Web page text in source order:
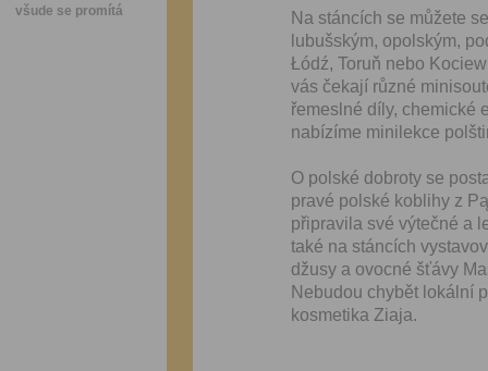
všude se promítá
Na stáncích se můžete
lubušským, opolským,
Łódź, Toruň nebo
vás čekají různé
řemeslné díly, chemické
nabízíme minilekce
O polské dobroty se
pravé polské koblihy z
připravila své výtečné a
také na stáncích
džusy a ovocné šťávy
Nebudou chybět lokální
kosmetika Ziaja.